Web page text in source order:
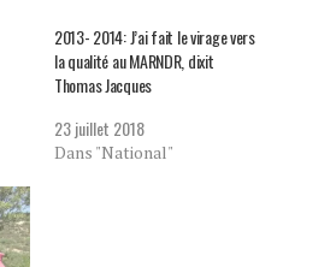
2013- 2014: J’ai fait le virage vers
la qualité au MARNDR, dixit
Thomas Jacques
23 juillet 2018
Dans "National"